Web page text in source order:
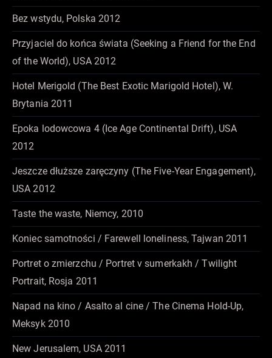
Bez wstydu, Polska 2012
Przyjaciel do końca świata (Seeking a Friend for the End
of the World), USA 2012
Hotel Merigold (The Best Exotic Marigold Hotel), W.
Brytania 2011
Epoka lodowcowa 4 (Ice Age Continental Drift), USA
2012
Jeszcze dłuższe zaręczyny (The Five-Year Engagement),
USA 2012
Taste the waste, Niemcy, 2010
Koniec samotności / Farewell loneliness, Tajwan 2011
Portret o zmierzchu / Portret v sumerkakh / Twilight
Portrait, Rosja 2011
Napad na kino / Asalto al cine / The Cinema Hold-Up,
Meksyk 2010
New Jerusalem, USA 2011